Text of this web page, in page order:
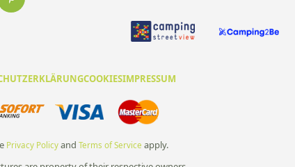
COOKIESIMPRESSUM
Privacy Policyand Terms of Service apply.